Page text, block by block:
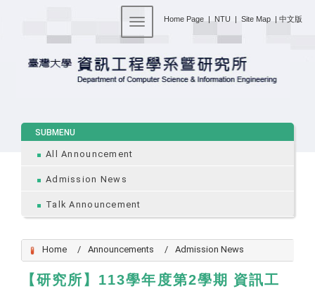
Home Page | NTU | Site Map | 中文版
Toggle navigation
SUBMENU
All Announcement
Admission News
Talk Announcement
Home Announcements Admission News
【研究所】 113學年度第2學期 資訊工